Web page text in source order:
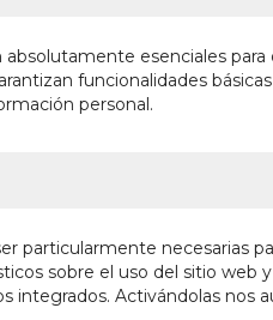
absolutamente esenciales
funcionalidades
personal.
particularmente necesarias
sobre el uso del sitio web
integrados. Activándolas nos